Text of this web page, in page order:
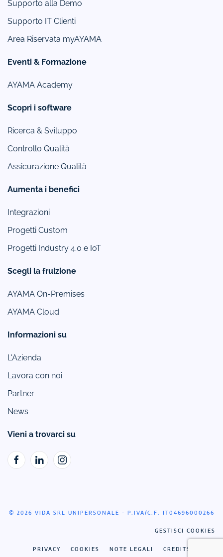
Supporto alla Demo
Supporto IT Clienti
Area Riservata myAYAMA
Eventi & Formazione
AYAMA Academy
Scopri i software
Ricerca & Sviluppo
Controllo Qualità
Assicurazione Qualità
Aumenta i benefici
Integrazioni
Progetti Custom
Progetti Industry 4.0 e IoT
Scegli la fruizione
AYAMA On-Premises
AYAMA Cloud
Informazioni su
L'Azienda
Lavora con noi
Partner
News
Vieni a trovarci su
© 2026 VIDA SRL UNIPERSONALE - P.IVA/C.F. IT04696000266
GESTISCI COOKIES
PRIVACY COOKIES NOTE LEGALI CREDITS